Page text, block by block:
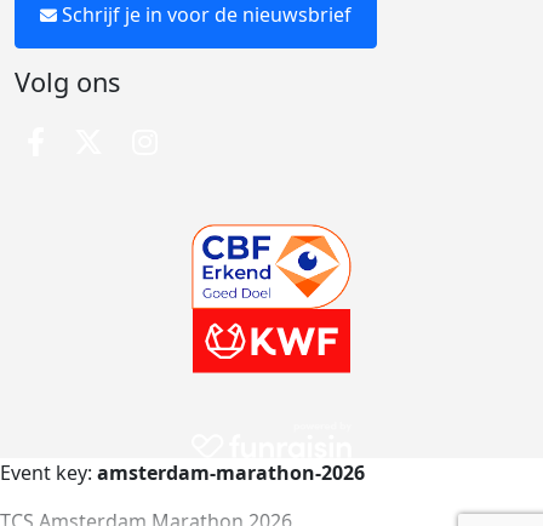
Schrijf je in voor de nieuwsbrief
Volg ons
Event key: amsterdam-marathon-2026